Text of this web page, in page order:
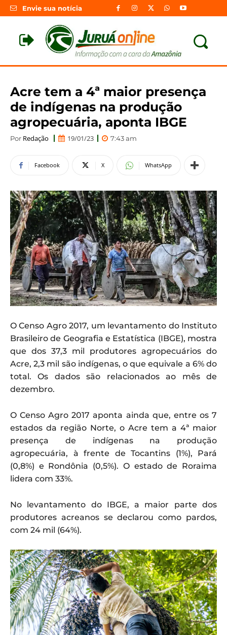
Envie sua notícia
Acre tem a 4ª maior presença
de indígenas na produção
agropecuária, aponta IBGE
Por Redação 19/01/23 7:43 am
Facebook X WhatsApp
O Censo Agro 2017, um levantamento do Instituto
Brasileiro de Geografia e Estatística (IBGE), mostra
que dos 37,3 mil produtores agropecuários do
Acre, 2,3 mil são indígenas, o que equivale a 6% do
total. Os dados são relacionados ao mês de
dezembro.
O Censo Agro 2017 aponta ainda que, entre os 7
estados da região Norte, o Acre tem a 4ª maior
presença de indígenas na produção
agropecuária, à frente de Tocantins (1%), Pará
(0,8%) e Rondônia (0,5%). O estado de Roraima
lidera com 33%.
No levantamento do IBGE, a maior parte dos
produtores acreanos se declarou como pardos,
com 24 mil (64%).